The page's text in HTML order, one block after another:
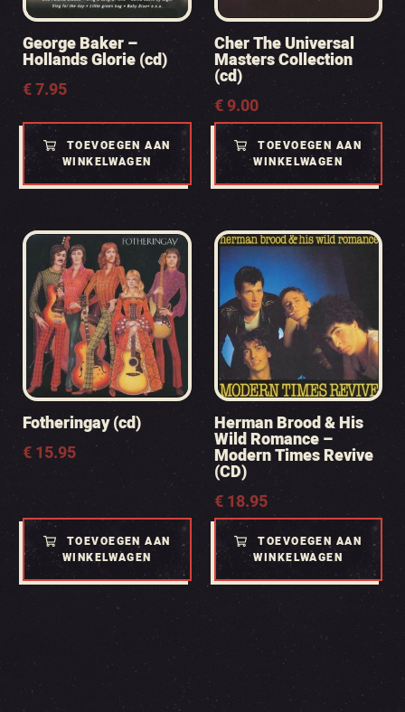
George Baker –
Hollands Glorie (cd)
€7.95
TOEVOEGEN AAN
WINKELWAGEN
Cher The Universal
Masters Collection
(cd)
€9.00
TOEVOEGEN AAN
WINKELWAGEN
Fotheringay (cd)
€15.95
TOEVOEGEN AAN
WINKELWAGEN
Herman Brood & His
Wild Romance –
Modern Times Revive
(CD)
€18.95
TOEVOEGEN AAN
WINKELWAGEN